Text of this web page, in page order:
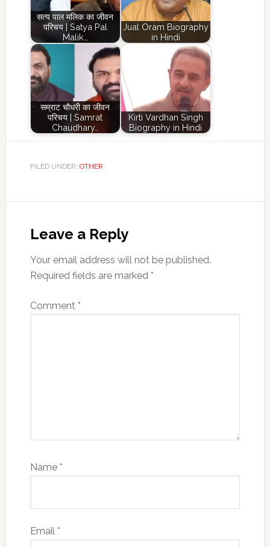
सत्य पाल मलिक का जीवन
परिचय | Satya Pal
Malik…
Jual Oram Biography
in Hindi
सम्राट चौधरी का जीवन
परिचय | Samrat
Chaudhary…
Kirti Vardhan Singh
Biography in Hindi
FILED UNDER: OTHER
Interactions
Leave a Reply
Your email address will not be published.
Required fields are marked *
Comment *
Name *
Email *